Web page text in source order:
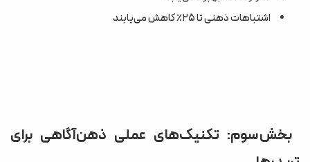
بخش سوم: تکنیک‌های عملی ذهن‌آگاهی برای